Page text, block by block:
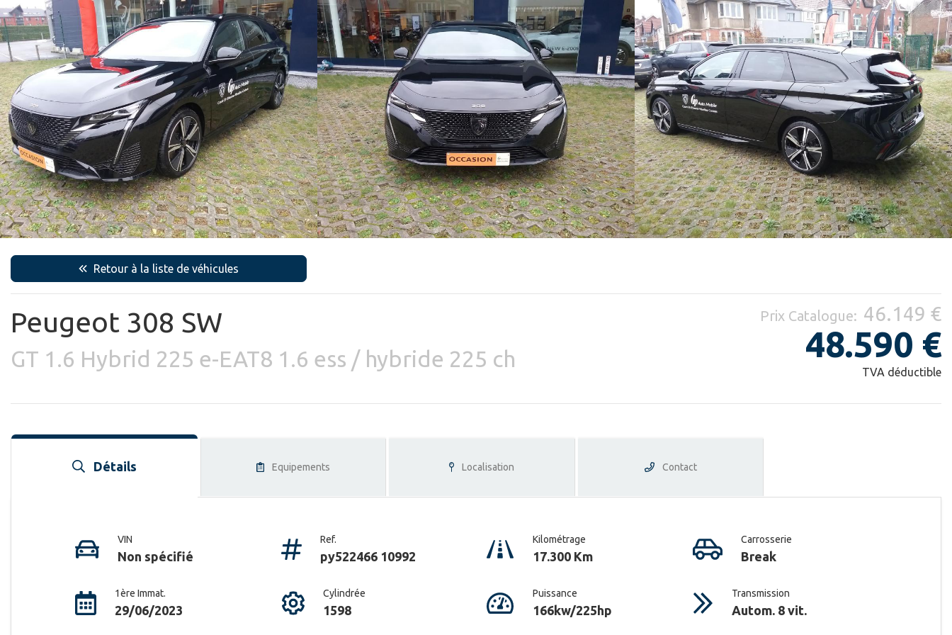
Retour à la liste de véhicules
Peugeot 308 SW
GT 1.6 Hybrid 225 e-EAT8 1.6 ess / hybride 225 ch
Prix Catalogue: 46.149 €
48.590 €
TVA déductible
Détails Equipements Localisation Contact
VIN
Non spécifié
Ref.
py522466 10992
Kilométrage
17.300 Km
Carrosserie
Break
1ère Immat.
29/06/2023
Cylindrée
1598
Puissance
166kw/225hp
Transmission
Autom. 8 vit.